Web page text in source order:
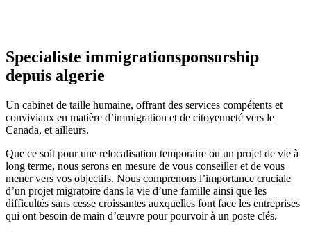
Specialiste immigrationsponsorship
depuis algerie
Un cabinet de taille humaine, offrant des services compétents et
conviviaux en matière d’immigration et de citoyenneté vers le
Canada, et ailleurs.
Que ce soit pour une relocalisation temporaire ou un projet de vie à
long terme, nous serons en mesure de vous conseiller et de vous
mener vers vos objectifs. Nous comprenons l’importance cruciale
d’un projet migratoire dans la vie d’une famille ainsi que les
difficultés sans cesse croissantes auxquelles font face les entreprises
qui ont besoin de main d’œuvre pour pourvoir à un poste clés.